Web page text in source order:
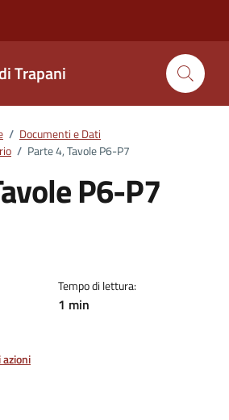
Trapani
/ Documenti e Dati
/ Parte 4, Tavole P6-P7
P6-P7
Tempo di lettura:
1 min
azioni